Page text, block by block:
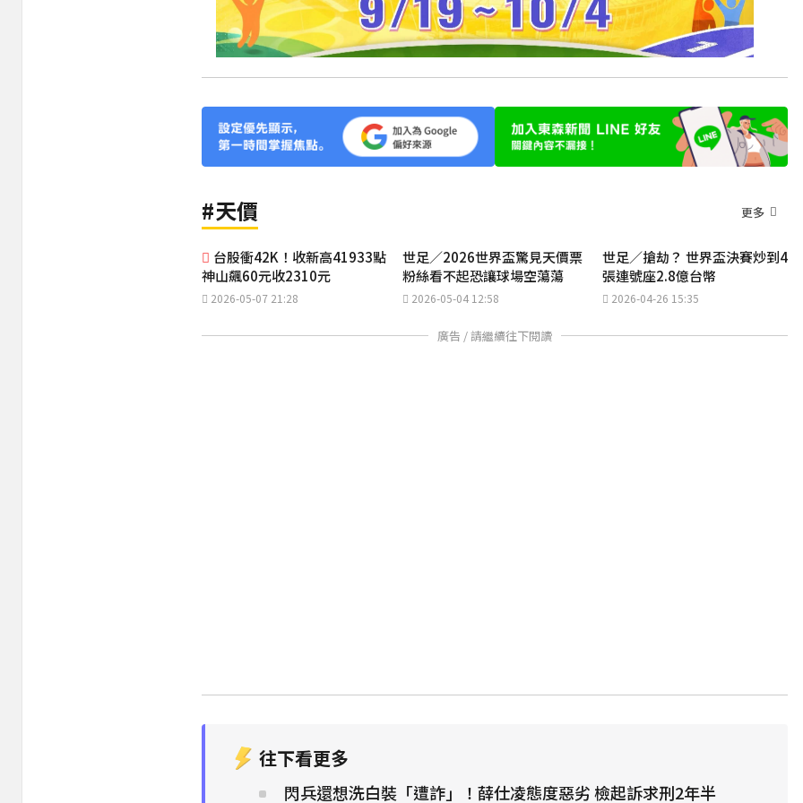
#天價 更多
台股衝42K！收新高41933點
神山飆60元收2310元
2026-05-07 21:28
世足／2026世界盃驚見天價票
粉絲看不起恐讓球場空蕩蕩
2026-05-04 12:58
世足／搶劫？ 世界盃決賽炒到4
張連號座2.8億台幣
2026-04-26 15:35
廣告 / 請繼續往下閱讀
往下看更多
閃兵還想洗白裝「遭詐」！薛仕凌態度惡劣 檢起訴求刑2年半